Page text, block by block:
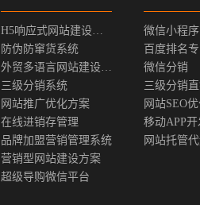
H5响应式网站建设方案
防伪防窜货系统
外贸多语言网站建设方案
三级分销系统
网站推广优化方案
在线进销存管理
品牌加盟营销管理系统
营销型网站建设方案
超级导购微信平台
微信小程序
百度排名
微信分销
三级分销
网站SEO
移动APP开
网站托管